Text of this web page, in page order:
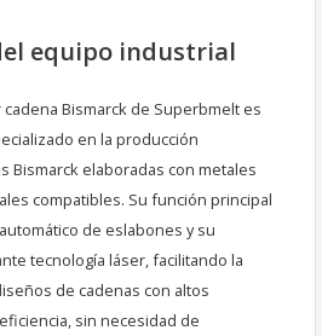
equipo industrial
Bismarck de Superbmelt es
en la producción
Bismarck elaboradas con metales
compatibles. Su función principal
de eslabones y su
tecnología láser, facilitando la
de cadenas con altos
sin necesidad de